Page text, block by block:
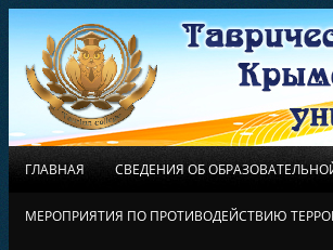
ГЛАВНАЯ СВЕДЕНИЯ ОБ
МЕРОПРИЯТИЯ ПО ПРОТИВОДЕЙСТВИЮ